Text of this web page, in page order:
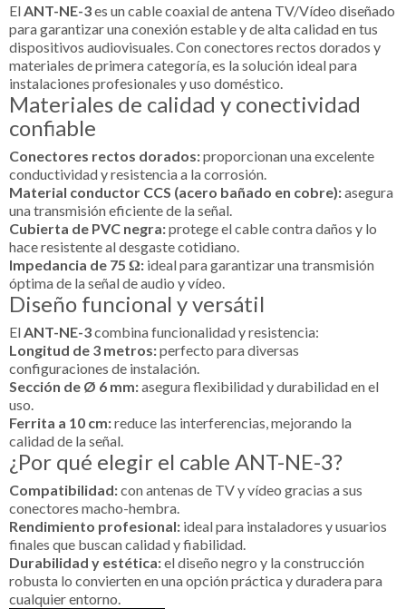
ElANT-NE-3es un cable coaxial de antena TV/Vídeo diseñado
para garantizar una conexión estable y de alta calidad en tus
dispositivos audiovisuales. Con conectores rectos dorados y
materiales de primera categoría, es la solución ideal para
instalaciones profesionales y uso doméstico.
Materiales de calidad y conectividad
confiable
Conectores rectos dorados:proporcionan una excelente
conductividad y resistencia a la corrosión.
Material conductor CCS (acero bañado en cobre):asegura
una transmisión eficiente de la señal.
Cubierta de PVC negra:protege el cable contra daños y lo
hace resistente al desgaste cotidiano.
Impedancia de 75 Ω: ideal para garantizar una transmisión
óptima de la señal de audio y vídeo.
Diseño funcional y versátil
ElANT-NE-3combina funcionalidad y resistencia:
Longitud de 3 metros:perfecto para diversas
configuraciones de instalación.
Sección de Ø 6 mm:asegura flexibilidad y durabilidad en el
uso.
Ferrita a 10 cm:reduce las interferencias, mejorando la
calidad de la señal.
¿Por qué elegir el cable ANT-NE-3?
Compatibilidad:con antenas de TV y vídeo gracias a sus
conectores macho-hembra.
Rendimiento profesional: ideal para instaladores y usuarios
finales que buscan calidad y fiabilidad.
Durabilidad y estética:el diseño negro y la construcción
robusta lo convierten en una opción práctica y duradera para
cualquier entorno.